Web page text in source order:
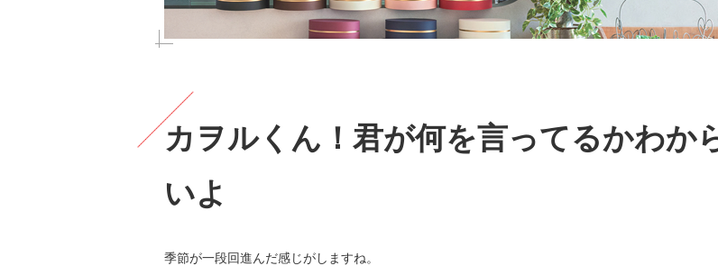
カヲルくん！君が何を言ってるかわか
いよ
季節が一段回進んだ感じがしますね。